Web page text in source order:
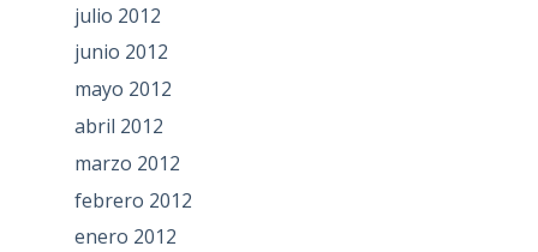
julio 2012
junio 2012
mayo 2012
abril 2012
marzo 2012
febrero 2012
enero 2012